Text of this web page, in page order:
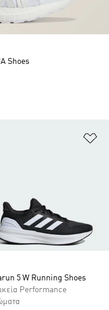
στη Λίστα Επιθυμιών
5 W Running Shoes
Performance
Shoes